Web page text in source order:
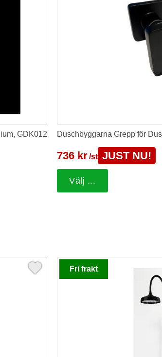
GDK012 Duschbyggarna Grepp för
736 kr/st JUST NU!
Välj ...
Fri frakt